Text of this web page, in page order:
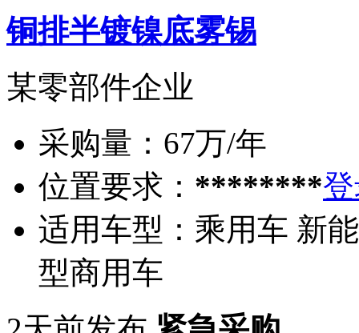
铜排半镀镍底雾锡
某零部件企业
采购量： 67万/年
位置要求： ********
适用车型： 乘用车 新
型商用车